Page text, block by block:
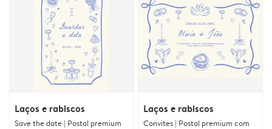
Laços e rabiscos
Save the date | Postal premium
Laços e rabiscos
Convites | Postal premium com